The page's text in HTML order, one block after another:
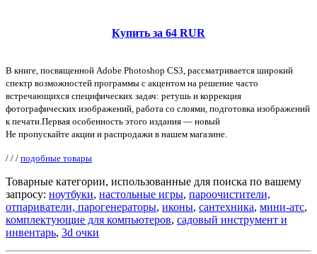
Купить за 64 RUR
В книге, посвященной Adobe Photoshop CS3, рассматривается широкий
спектр возможностей программы с акцентом на решение часто
встречающихся специфических задач: ретушь и коррекция
фотографических изображений, работа со слоями, подготовка изображений
к печати.Первая особенность этого издания — новый
Не пропускайте акции и распродажи в нашем магазине.
/ / / подобные товары
Товарные категории, использованные для поиска по вашему
запросу: ноутбуки, настольные игры, пароочистители,
отпариватели, парогенераторы, иконы, сантехника, мини-атс,
комплектующие для компьютеров, садовый инструмент и
инвентарь, 3d очки